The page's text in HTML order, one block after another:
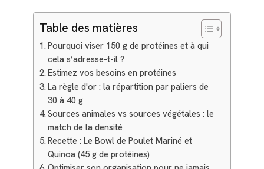
Table des matières
Pourquoi viser 150 g de protéines et à qui
cela s’adresse-t-il ?
Estimez vos besoins en protéines
La règle d'or : la répartition par paliers de
30 à 40 g
Sources animales vs sources végétales : le
match de la densité
Recette : Le Bowl de Poulet Mariné et
Quinoa (45 g de protéines)